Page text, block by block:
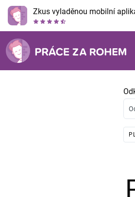
Zkus vyladěnou mobilní